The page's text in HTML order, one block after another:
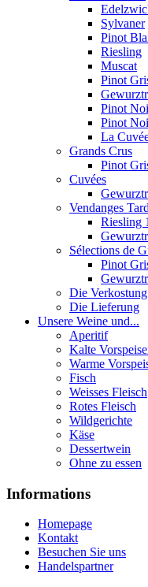
Sylvaner
Pinot
Riesling
Muscat
Pinot
Pinot
Pinot
La
Grands Crus
Pinot
Cuvées
Vendanges
Riesling
Sélections de
Pinot
Die Verkostung
Die Lieferung
Unsere Weine und...
Aperitif
Kalte
Warme
Fisch
Weisses Fleisch
Rotes Fleisch
Wildgerichte
Käse
Dessertwein
Ohne zu essen
Informations
Homepage
Kontakt
Besuchen Sie uns
Handelspartner